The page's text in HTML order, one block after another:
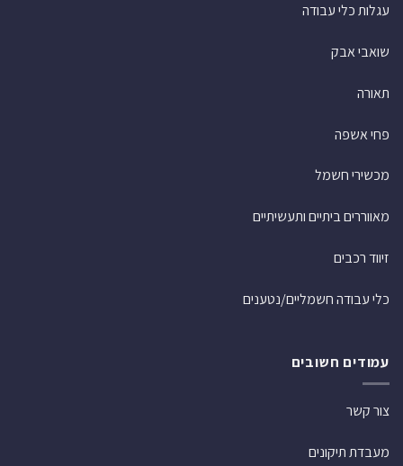
עגלות כלי עבודה
שואבי אבק
תאורה
פחי אשפה
מכשירי חשמל
מאווררים ביתיים ותעשיתיים
זיווד רכבים
כלי עבודה חשמליים/נטענים
עמודים חשובים
צור קשר
מעבדת תיקונים